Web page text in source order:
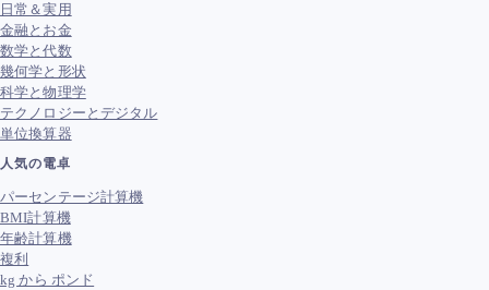
日常＆実用
金融とお金
数学と代数
幾何学と形状
科学と物理学
テクノロジーとデジタル
単位換算器
人気の電卓
パーセンテージ計算機
BMI計算機
年齢計算機
複利
kg から ポンド